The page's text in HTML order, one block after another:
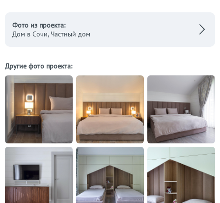
Фото из проекта:
Дом в Сочи, Частный дом
Другие фото проекта: